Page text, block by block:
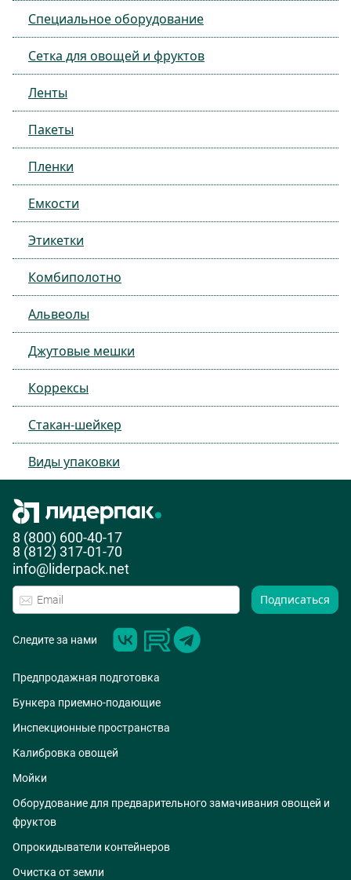
Специальное оборудование
Сетка для овощей и фруктов
Ленты
Пакеты
Пленки
Емкости
Этикетки
Комбиполотно
Альвеолы
Джутовые мешки
Коррексы
Стакан-шейкер
Виды упаковки
8 (800) 600-40-17
8 (812) 317-01-70
info@liderpack.net
Подписаться
Следите за нами
Предпродажная подготовка
Бункера приемно-подающие
Инспекционные пространства
Калибровка овощей
Мойки
Оборудование для предварительного замачивания овощей и
фруктов
Опрокидыватели контейнеров
Очистка от земли